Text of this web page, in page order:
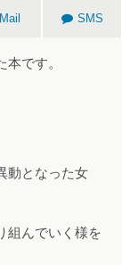
Mail SMS
です。
動となった女
組んでいく様を